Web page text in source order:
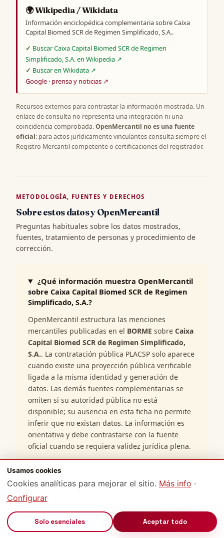
🌍 Wikipedia / Wikidata
Información enciclopédica complementaria sobre Caixa
Capital Biomed SCR de Regimen Simplificado, S.A..
Buscar Caixa Capital Biomed SCR de Regimen
Simplificado, S.A. en Wikipedia ↗
Buscar en Wikidata ↗
Google · prensa y noticias ↗
Recursos externos para contrastar la información mostrada. Un
enlace de consulta no representa una integración ni una
coincidencia comprobada.OpenMercantil no es una fuente
oficial: para actos jurídicamente vinculantes consulta siempre el
Registro Mercantil competente o certificaciones del registrador.
METODOLOGÍA, FUENTES Y DERECHOS
Sobre estos datos y OpenMercantil
Preguntas habituales sobre los datos mostrados,
fuentes, tratamiento de personas y procedimiento de
corrección.
¿Qué información muestra OpenMercantil
sobre Caixa Capital Biomed SCR de Regimen
Simplificado, S.A.?
OpenMercantil estructura las menciones
mercantiles publicadas en el BORME sobre Caixa
Capital Biomed SCR de Regimen Simplificado,
S.A.. La contratación pública PLACSP solo aparece
cuando existe una proyección pública verificable
ligada a la misma identidad y generación de
datos. Las demás fuentes complementarias se
omiten si su autoridad pública no está
disponible; su ausencia en esta ficha no permite
inferir que no existan datos. La información es
orientativa y debe contrastarse con la fuente
oficial cuando se requiera validez jurídica plena.
¿De dónde proceden los datos mostrados
de Caixa Capital Biomed SCR de Regimen
Simplificado, S.A.?
¿OpenMercantil es una fuente oficial sobre
Caixa Capital Biomed SCR de Regimen
Usamos cookies
Cookies analíticas para mejorar el sitio. Más info ·
Configurar
Solo esenciales Aceptar todo